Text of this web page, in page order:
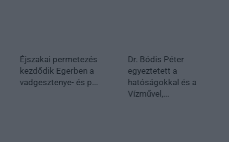
Éjszakai permetezés
kezdődik Egerben a
vadgesztenye- és p...
Dr. Bódis Péter
egyeztetett a
hatóságokkal és a
Vízművel,...